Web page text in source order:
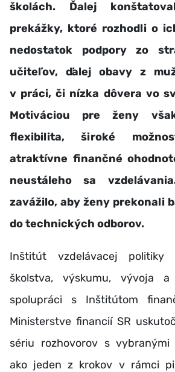
školách. Ďalej
prekážky, ktoré rozhodli o
nedostatok podpory zo
učiteľov, ďalej obavy z
v práci, či nízka dôvera vo
Motiváciou pre ženy
flexibilita, široké
atraktívne finančné
neustáleho sa
zavážilo, aby ženy prekonali
do technických odborov.
Inštitút vzdelávacej politiky
školstva, výskumu, vývoja
spolupráci s Inštitútom
Ministerstve financií SR
sériu rozhovorov s vybranými
ako jeden z krokov v rámci